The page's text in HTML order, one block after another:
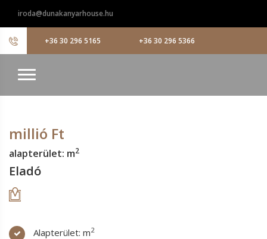
iroda@dunakanyarhouse.hu
+36 30 296 5165 +36 30 296 5366
millió Ft
alapterület: m2
Eladó
Alapterület: m2